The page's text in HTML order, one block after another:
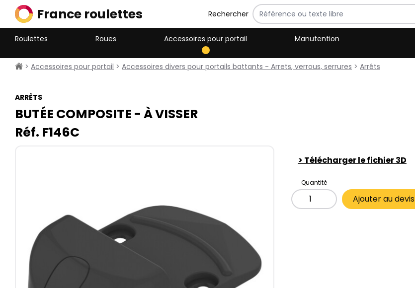
France roulettes Rechercher
Roulettes Roues Accessoires pour portail Manutention
> Accessoires pour portail > Accessoires divers pour portails battants - Arrets, verrous, serrures > Arrêts
ARRÊTS
BUTÉE COMPOSITE - À VISSER
Réf. F146C
> Télécharger le fichier 3D
Quantité
Ajouter au devis